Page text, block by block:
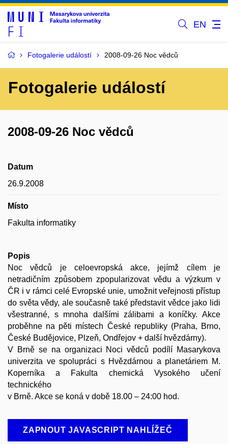
EN
Fotogalerie událostí 2008-09-26 Noc vědců
Fotogalerie událostí
2008-09-26 Noc vědců
Datum
26.9.2008
Místo
Fakulta informatiky
Popis
Noc vědců je celoevropská akce, jejímž cílem je
netradičním způsobem zpopularizovat vědu a výzkum v
ČR i v rámci celé Evropské unie, umožnit veřejnosti přístup
do světa vědy, ale současně také představit vědce jako lidi
všestranné, s mnoha dalšími zálibami a koníčky. Akce
proběhne na pěti místech České republiky (Praha, Brno,
České Budějovice, Plzeň, Ondřejov + další hvězdárny).
V Brně se na organizaci Noci vědců podílí Masarykova
univerzita ve spolupráci s Hvězdárnou a planetáriem M.
Koperníka a Fakulta chemická Vysokého učení
technického
v Brně. Akce se koná v době 18.00 – 24:00 hod.
ZAPNOUT JAVASCRIPT NAHLÍŽEČ